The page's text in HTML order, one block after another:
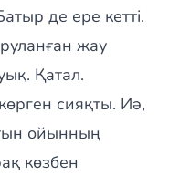
де ере кетті.
жау
Қатал.
сияқты. Иә,
ойынның
көзбен